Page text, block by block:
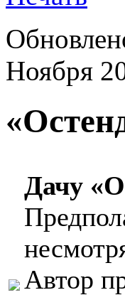
Ноября
Дачу
Автор